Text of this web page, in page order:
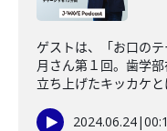
ゲストは、「お口の
月さん第１回。歯学
立ち上げたキッカケと
2024.06.24|